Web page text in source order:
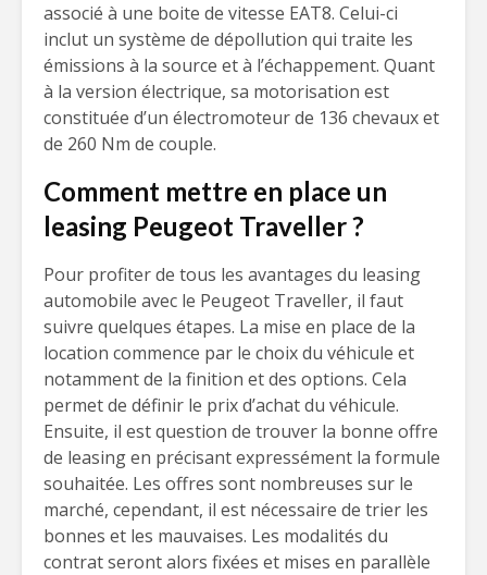
associé à une boite de vitesse EAT8. Celui-ci
inclut un système de dépollution qui traite les
émissions à la source et à l’échappement. Quant
à la version électrique, sa motorisation est
constituée d’un électromoteur de 136 chevaux et
de 260 Nm de couple.
Comment mettre en place un
leasing Peugeot Traveller ?
Pour profiter de tous les avantages du leasing
automobile avec le Peugeot Traveller, il faut
suivre quelques étapes. La mise en place de la
location commence par le choix du véhicule et
notamment de la finition et des options. Cela
permet de définir le prix d’achat du véhicule.
Ensuite, il est question de trouver la bonne offre
de leasing en précisant expressément la formule
souhaitée. Les offres sont nombreuses sur le
marché, cependant, il est nécessaire de trier les
bonnes et les mauvaises. Les modalités du
contrat seront alors fixées et mises en parallèle